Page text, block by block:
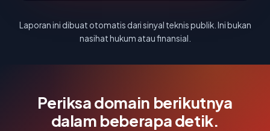
Laporan ini dibuat otomatis dari sinyal teknis publik. Ini bukan
nasihat hukum atau finansial.
Periksa domain berikutnya
dalam beberapa detik.